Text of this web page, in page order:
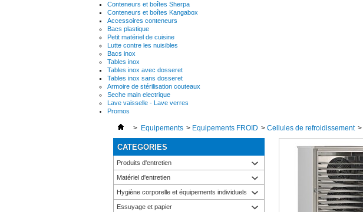
Conteneurs et boîtes Sherpa
Conteneurs et boîtes Kangabox
Accessoires conteneurs
Bacs plastique
Petit matériel de cuisine
Lutte contre les nuisibles
Bacs inox
Tables inox
Tables inox avec dosseret
Tables inox sans dosseret
Armoire de stérilisation couteaux
Seche main electrique
Lave vaisselle - Lave verres
Promos
> Equipements > Equipements FROID > Cellules de refroidissement >
CATEGORIES
Produits d'entretien
Matériel d'entretien
Hygiène corporelle et équipements individuels
Essuyage et papier